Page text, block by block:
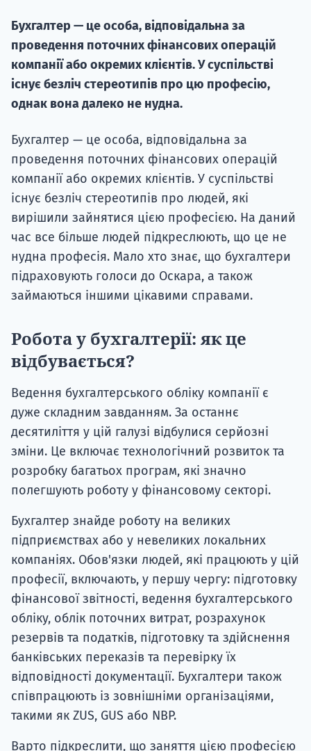
Бухгалтер — це особа, відповідальна за
проведення поточних фінансових операцій
компанії або окремих клієнтів. У суспільстві
існує безліч стереотипів про цю професію,
однак вона далеко не нудна.
Бухгалтер — це особа, відповідальна за
проведення поточних фінансових операцій
компанії або окремих клієнтів. У суспільстві
існує безліч стереотипів про людей, які
вирішили зайнятися цією професією. На даний
час все більше людей підкреслюють, що це не
нудна професія. Мало хто знає, що бухгалтери
підраховують голоси до Оскара, а також
займаються іншими цікавими справами.
Робота у бухгалтерії: як це
відбувається?
Ведення бухгалтерського обліку компанії є
дуже складним завданням. За останнє
десятиліття у цій галузі відбулися серйозні
зміни. Це включає технологічний розвиток та
розробку багатьох програм, які значно
полегшують роботу у фінансовому секторі.
Бухгалтер знайде роботу на великих
підприємствах або у невеликих локальних
компаніях. Обов'язки людей, які працюють у цій
професії, включають, у першу чергу: підготовку
фінансової звітності, ведення бухгалтерського
обліку, облік поточних витрат, розрахунок
резервів та податків, підготовку та здійснення
банківських переказів та перевірку їх
відповідності документації. Бухгалтери також
співпрацюють із зовнішніми організаціями,
такими як ZUS, GUS або NBP.
Варто підкреслити, що заняття цією професією